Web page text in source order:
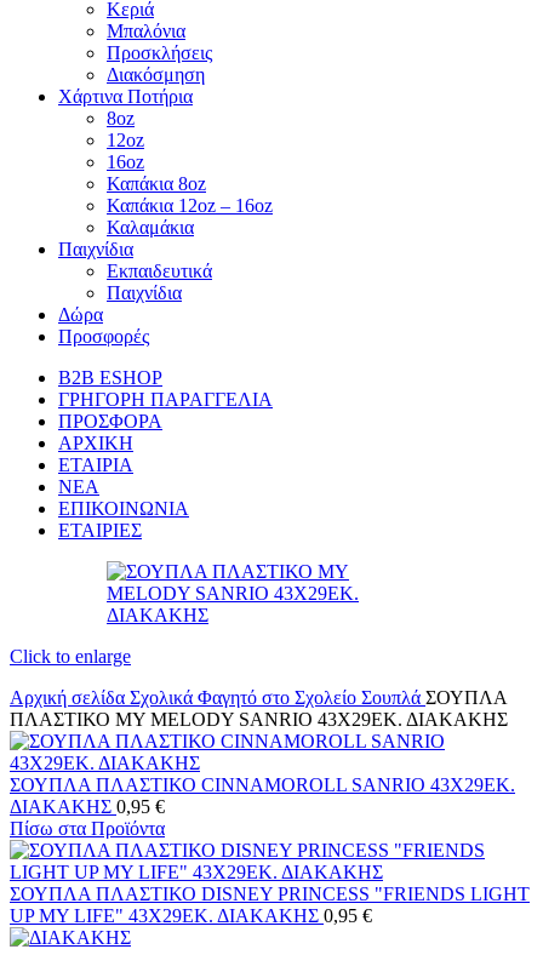
Κεριά
Μπαλόνια
Προσκλήσεις
Διακόσμηση
Χάρτινα Ποτήρια
8oz
12oz
16oz
Καπάκια 8oz
Καπάκια 12oz – 16oz
Καλαμάκια
Παιχνίδια
Εκπαιδευτικά
Παιχνίδια
Δώρα
Προσφορές
B2B ESHOP
ΓΡΗΓΟΡΗ ΠΑΡΑΓΓΕΛΙΑ
ΠΡΟΣΦΟΡΑ
ΑΡΧΙΚΗ
ΕΤΑΙΡΙΑ
ΝΕΑ
ΕΠΙΚΟΙΝΩΝΙΑ
ΕΤΑΙΡΙΕΣ
Click to enlarge
Αρχική σελίδα Σχολικά Φαγητό στο Σχολείο Σουπλά ΣΟΥΠΛΑ
ΠΛΑΣΤΙΚΟ MY MELODY SANRIO 43X29ΕΚ. ΔΙΑΚΑΚΗΣ
ΣΟΥΠΛΑ ΠΛΑΣΤΙΚΟ CINNAMOROLL SANRIO 43X29ΕΚ.
ΔΙΑΚΑΚΗΣ 0,95 €
Πίσω στα Προϊόντα
ΣΟΥΠΛΑ ΠΛΑΣΤΙΚΟ DISNEY PRINCESS "FRIENDS LIGHT
UP MY LIFE" 43X29ΕΚ. ΔΙΑΚΑΚΗΣ 0,95 €